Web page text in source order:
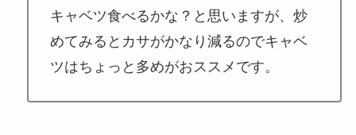
キャベツ食べるかな？と思いますが、炒
めてみるとカサがかなり減るのでキャベ
ツはちょっと多めがおススメです。